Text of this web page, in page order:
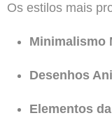
Os estilos mais
Minimalismo
Desenhos
Elementos